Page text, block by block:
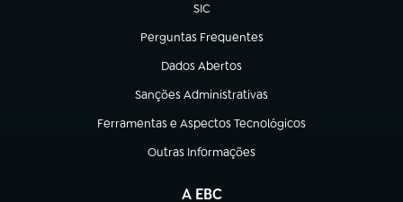
SIC
(abre em nova aba)
Perguntas Frequentes
(abre em nova aba)
Dados Abertos
(abre em nova aba)
Sanções Administrativas
(abre em nova aba)
Ferramentas e Aspectos Tecnológicos
(abre em nova aba)
Outras Informações
(abre em nova aba)
A EBC